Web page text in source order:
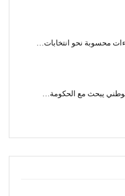
محسوبة نحو انتخابات…
يبحث مع الحكومة…